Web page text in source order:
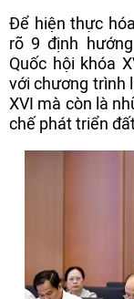
Để hiện thực
rõ 9 định
Quốc hội khóa
với chương trình
XVI mà còn là
chế phát triển